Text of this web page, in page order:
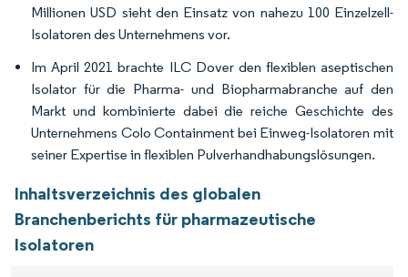
Millionen USD sieht den Einsatz von nahezu 100 Einzelzell-
Isolatoren des Unternehmens vor.
Im April 2021 brachte ILC Dover den flexiblen aseptischen
Isolator für die Pharma- und Biopharmabranche auf den
Markt und kombinierte dabei die reiche Geschichte des
Unternehmens Colo Containment bei Einweg-Isolatoren mit
seiner Expertise in flexiblen Pulverhandhabungslösungen.
Inhaltsverzeichnis des globalen
Branchenberichts für pharmazeutische
Isolatoren